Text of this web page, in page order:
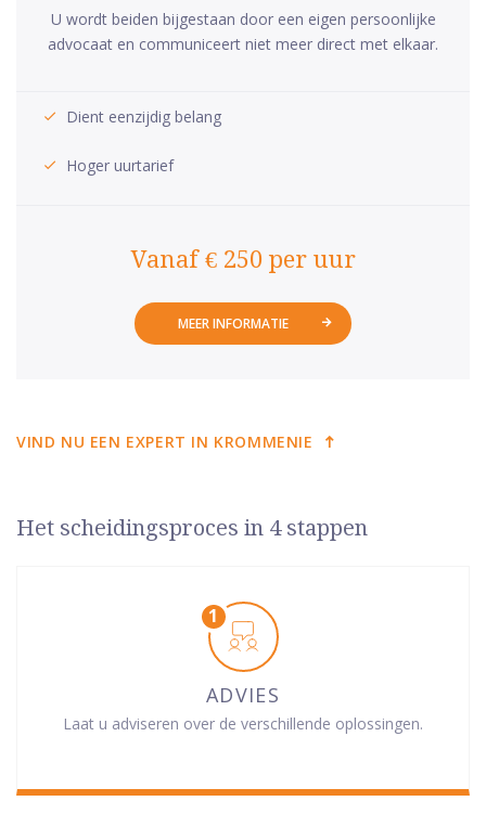
U wordt beiden bijgestaan door een eigen persoonlijke
advocaat en communiceert niet meer direct met elkaar.
Dient eenzijdig belang
Hoger uurtarief
Vanaf € 250 per uur
MEER INFORMATIE
VIND NU EEN EXPERT IN KROMMENIE
Het scheidingsproces in 4 stappen
ADVIES
Laat u adviseren over de verschillende oplossingen.